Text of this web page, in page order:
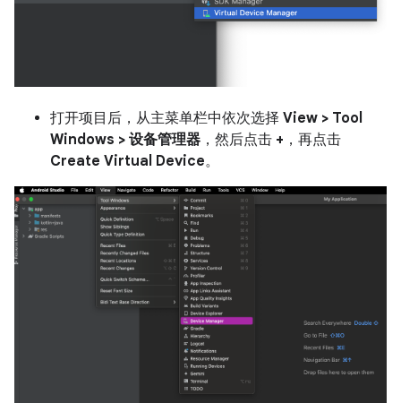
打开项目后，从主菜单栏中依次选择 View > Tool
Windows > 设备管理器 ，然后点击 + ，再点击
Create Virtual Device。